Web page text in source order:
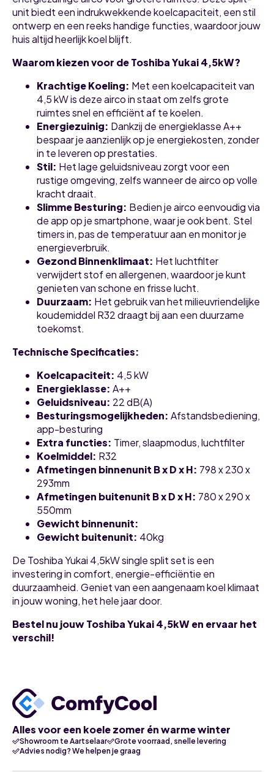
unit biedt een indrukwekkende koelcapaciteit, een stil
ontwerp en een reeks handige functies, waardoor jouw
huis altijd heerlijk koel blijft.
Waarom kiezen voor de Toshiba Yukai 4,5kW?
Krachtige Koeling: Met een koelcapaciteit van
4,5 kW is deze airco in staat om zelfs grote
ruimtes snel en efficiënt af te koelen.
Energiezuinig: Dankzij de energieklasse A++
bespaar je aanzienlijk op je energiekosten, zonder
in te leveren op prestaties.
Stil: Het lage geluidsniveau zorgt voor een
rustige omgeving, zelfs wanneer de airco op volle
kracht draait.
Slimme Besturing: Bedien je airco eenvoudig via
de app op je smartphone, waar je ook bent. Stel
timers in, pas de temperatuur aan en monitor je
energieverbruik.
Gezond Binnenklimaat: Het luchtfilter
verwijdert stof en allergenen, waardoor je kunt
genieten van schone en frisse lucht.
Duurzaam: Het gebruik van het milieuvriendelijke
koudemiddel R32 draagt bij aan een duurzame
toekomst.
Technische Specificaties:
Koelcapaciteit: 4,5 kW
Energieklasse: A++
Geluidsniveau: 22 dB(A)
Besturingsmogelijkheden: Afstandsbediening,
app-besturing
Extra functies: Timer, slaapmodus, luchtfilter
Koelmiddel: R32
Afmetingen binnenunit B x D x H: 798 x 230 x
293mm
Afmetingen buitenunit B x D x H: 780 x 290 x
550mm
Gewicht binnenunit:
Gewicht buitenunit: 40kg
De Toshiba Yukai 4,5kW single split set is een
investering in comfort, energie-efficiëntie en
duurzaamheid. Geniet van een aangenaam koel klimaat
in jouw woning, het hele jaar door.
Bestel nu jouw Toshiba Yukai 4,5kW en ervaar het
verschil!
Alles voor een koele zomer én warme winter
Showroom te Aartselaar
Grote voorraad, snelle levering
Advies nodig? We helpen je graag